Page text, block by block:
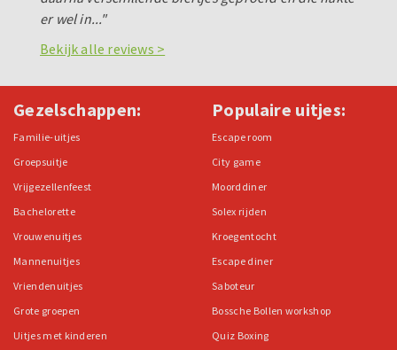
er wel in..."
Bekijk alle reviews >
Gezelschappen:
Familie-uitjes
Groepsuitje
Vrijgezellenfeest
Bachelorette
Vrouwenuitjes
Mannenuitjes
Vriendenuitjes
Grote groepen
Uitjes met kinderen
Populaire uitjes:
Escape room
City game
Moorddiner
Solex rijden
Kroegentocht
Escape diner
Saboteur
Bossche Bollen workshop
Quiz Boxing